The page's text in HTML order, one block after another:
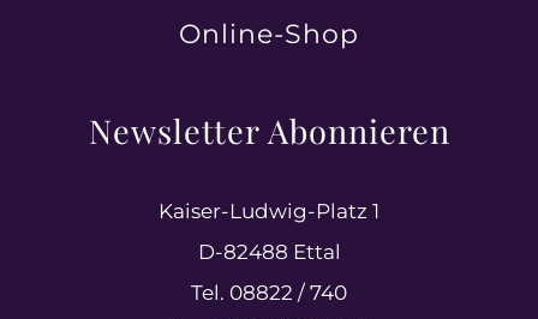
Online-Shop
Newsletter Abonnieren
Kaiser-Ludwig-Platz 1
D-82488 Ettal
Tel. 08822 / 740